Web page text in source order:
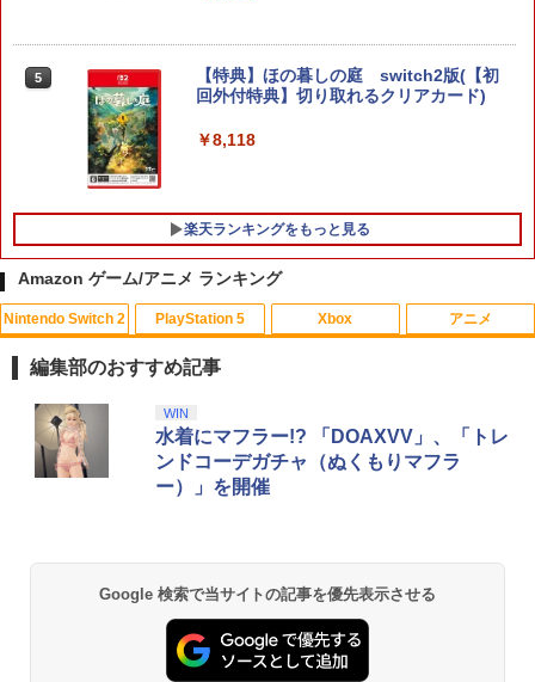
5
【特典】ほの暮しの庭 switch2版(【初
回外付特典】切り取れるクリアカード)
￥8,118
楽天ランキングをもっと見る
1
【早期購入特典付き】【2026年10月29
日発売】 スパイクチュンソフト｜Spike
Chunsoft Dune: Awakening【PS5】
★浅草マッハオリジナル特典マイクロフ
ァイバータオル付★
￥6,080
1
NewスーパーマリオブラザーズWii ノコ
ノコエアホッケー
テレビ麻雀ゲーム 家庭用 麻雀ゲーム 一
間 敬老の日 父の日 ギフト 3ヶ月保証 EF
-HO09
￥3,500
1
スマイルスライム ラメでキラキラ！キー
ホルダー キングスライム
【中古】【未使用品】ベイマックス Mov
￥3,280
機動戦士ガンダムSEED FREEDOM(通常
Amazon ゲーム/アニメ ランキング
Nintendo Switch 2
コード版
￥5,832
スプラトゥーン レイダース -Switch2
￥6,455
PlayStation 5
日本語専用 Console Language: Japan
ese only (CFI-2200B01)
￥55,000
Beast of Reincarnation -PS5 【特典】
プロダクトコード 封入
￥7,286
Xbox
タルコード 【旧 Xbox ギフトカード】
[オンラインコード]
￥10,000
Xbox プリペイドカード 1,000円 デジタ
ルコード 【旧 Xbox ギフトカード】 [オ
ンラインコード]
￥1,000
アニメ
窩座再来 通常版 [Blu-ray]
￥3,964
劇場版「鬼滅の刃」無限城編 第一章 猗
窩座再来 通常版 [DVD]
￥3,523
編集部のおすすめ記事
WIN
水着にマフラー!? 「DOAXVV」、「トレ
ンドコーデガチャ（ぬくもりマフラ
ー）」を開催
Google 検索で当サイトの記事を優先表示させる